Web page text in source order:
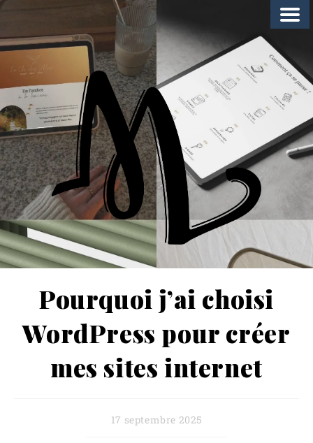
Pourquoi j’ai choisi
WordPress pour créer
mes sites internet
17 septembre 2025